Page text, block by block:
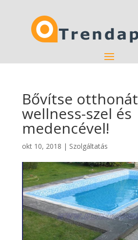
Bővítse otthonát
wellness-szel és
medencével!
okt 10, 2018 | Szolgáltatás